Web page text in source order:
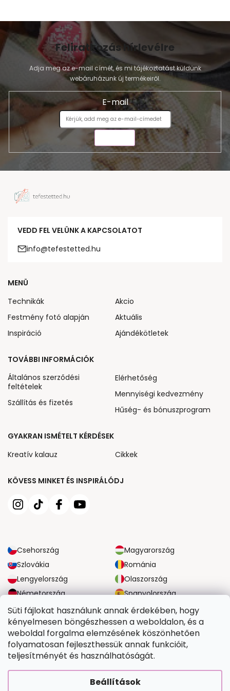
Süti fájlokat használunk annak érdekében, hogy
kényelmesen böngészhessen a weboldalon, és a
weboldal forgalma elemzésének köszönhetően
folyamatosan fejleszthessük annak funkcióit,
teljesítményét és használhatóságát.
Beállítások
Feliratkozás hírlevélre
Adja meg az e-mail címét, és mi tájékoztatást küldünk
webáruházunk új termékeiről.
E-mail
VEDD FEL VELÜNK A KAPCSOLATOT
info@tefestetted.hu
KÖVESS MINKET ÉS INSPIRÁLÓDJ
Csehország
Magyarország
Szlovákia
Románia
Lengyelország
Olaszország
Németország
Spanyolország
Nagy-Britannia
Ausztria
MENÜ
Technikák
Festmény fotó alapján
Inspiráció
Akcio
Aktuális
Ajándékötletek
TOVÁBBI INFORMÁCIÓK
Általános szerződési
feltételek
Szállítás és fizetés
Elérhetőség
Mennyiségi kedvezmény
Hűség- és bónuszprogram
GYAKRAN ISMÉTELT KÉRDÉSEK
Kreatív kalauz
Cikkek
MEGBÍZHATÓ SZÁLLÍTÁSI LEHETŐSÉGEK
BIZTONSÁGOS FIZETÉSI LEHETŐSÉGEK